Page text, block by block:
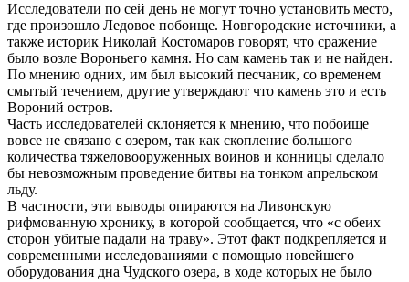
Исследователи по сей день не могут точно установить место,
где произошло Ледовое побоище. Новгородские источники, а
также историк Николай Костомаров говорят, что сражение
было возле Вороньего камня. Но сам камень так и не найден.
По мнению одних, им был высокий песчаник, со временем
смытый течением, другие утверждают что камень это и есть
Вороний остров.
Часть исследователей склоняется к мнению, что побоище
вовсе не связано с озером, так как скопление большого
количества тяжеловооруженных воинов и конницы сделало
бы невозможным проведение битвы на тонком апрельском
льду.
В частности, эти выводы опираются на Ливонскую
рифмованную хронику, в которой сообщается, что «с обеих
сторон убитые падали на траву». Этот факт подкрепляется и
современными исследованиями с помощью новейшего
оборудования дна Чудского озера, в ходе которых не было